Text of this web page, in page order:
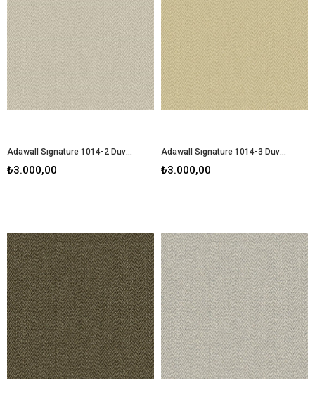
Adawall Sıgnature 1014-2 Duvar Kağıdı
₺3.000,00
Adawall Sıgnature 1014-3 Duvar Kağıdı
₺3.000,00